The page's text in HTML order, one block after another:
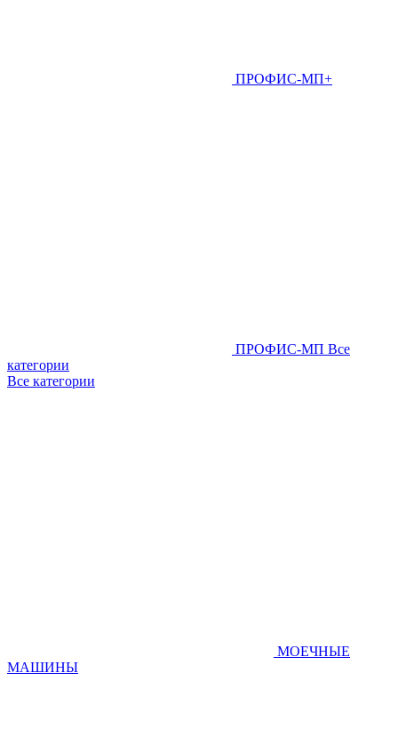
ПРОФИС-МП+
ПРОФИС-МП Все
категории
Все категории
МОЕЧНЫЕ
МАШИНЫ